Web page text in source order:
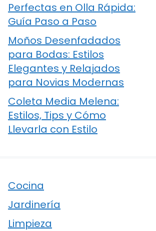
Perfectas en Olla Rápida:
Guía Paso a Paso
Moños Desenfadados
para Bodas: Estilos
Elegantes y Relajados
para Novias Modernas
Coleta Media Melena:
Estilos, Tips y Cómo
Llevarla con Estilo
Cocina
Jardinería
Limpieza